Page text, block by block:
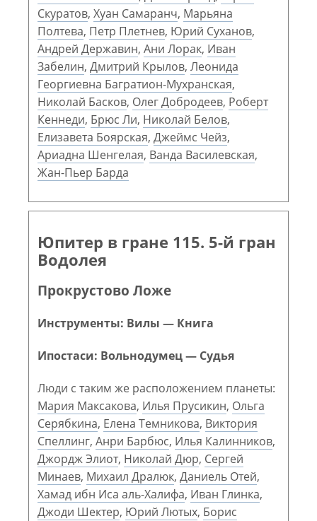
Скуратов, Хуан Самаранч, Марьяна
Полтева, Петр Плетнев, Юрий Суханов,
Андрей Державин, Ани Лорак, Иван
Забелин, Дмитрий Крылов, Леонида
Георгиевна Багратион-Мухранская,
Николай Басков, Олег Добродеев, Роберт
Кеннеди, Брюс Ли, Николай Белов,
Елизавета Боярская, Джеймс Чейз,
Ариадна Шенгелая, Ванда Василевская,
Жан-Пьер Барда
Юпитер в гране 115. 5-й гран
Водолея
Прокрустово Ложе
Инструменты: Вилы — Книга
Ипостаси: Вольнодумец — Судья
Люди с таким же расположением планеты:
Мария Максакова, Илья Прусикин, Ольга
Серябкина, Елена Темникова, Виктория
Спеллинг, Анри Барбюс, Илья Калинников,
Джордж Элиот, Николай Дюр, Сергей
Минаев, Михаил Дралюк, Даниель Отей,
Хамад ибн Иса аль-Халифа, Иван Глинка,
Джоди Шектер, Юрий Лютых, Борис